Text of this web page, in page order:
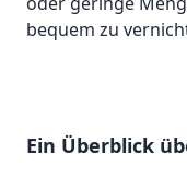
bequem zu
Ein Überblick